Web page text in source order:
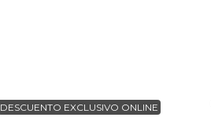
DESCUENTO EXCLUSIVO ONLINE